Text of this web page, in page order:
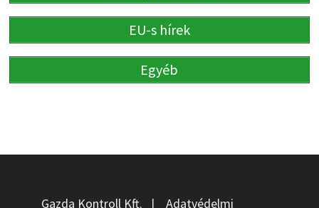
EU-s hírek
Egyéb
Gazda Kontroll Kft. | Adatvédelmi